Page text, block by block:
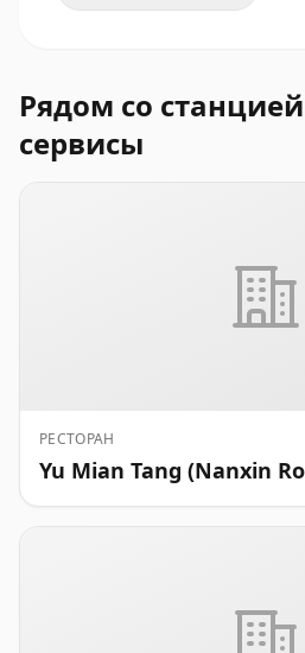
Рядом со
сервисы
РЕСТОРАН
Yu Mian Tang (Nanxin